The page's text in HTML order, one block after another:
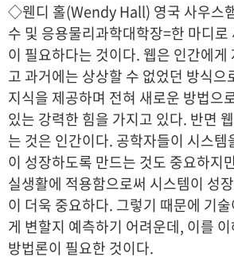
◇웬디 홀(Wendy Hall) 영국 사우스
수 및 응용물리과학대학장=한 마디
이 필요하다는 것이다. 웹은 인간에게
고 과거에는 상상할 수 없었던 방식으
지식을 제공하며 전혀 새로운 방법으
있는 강력한 힘을 가지고 있다. 반면
는 것은 인간이다. 공학자들이 시스템
이 성장하도록 만드는 것도 중요하지
실생활에 적용함으로써 시스템이 성
이 더욱 중요하다. 그렇기 때문에 기
게 변할지 예측하기 어려운데, 이를
방법론이 필요한 것이다.